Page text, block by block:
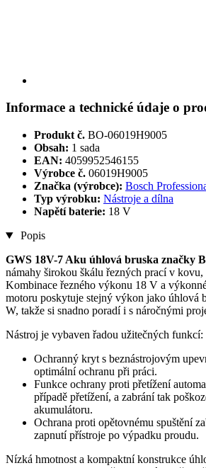
Informace a technické údaje o
Produkt č. BO-06019H9005
Obsah: 1 sada
EAN: 4059952546155
Výrobce č. 06019H9005
Značka (výrobce): Bosch
Typ výrobku: Nástroje a dílna
Napětí baterie: 18 V
Popis
GWS 18V-7 Aku úhlová bruska značky
námahy širokou škálu řezných prací v
Kombinace řezného výkonu 18 V a
motoru poskytuje stejný výkon jako úhlová
W, takže si snadno poradí i s náročnými
Nástroj je vybaven řadou užitečných funkcí:
Ochranný kryt s beznástrojovým
optimální ochranu při práci.
Funkce ochrany proti přetížení
případě přetížení, a zabrání tak
akumulátoru.
Ochrana proti opětovnému spuštění
zapnutí přístroje po výpadku proudu.
Nízká hmotnost a kompaktní konstrukce